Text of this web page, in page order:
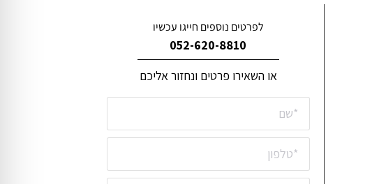
לפרטים נוספים חייגו עכשיו
052-620-8810
או השאירו פרטים ונחזור אליכם